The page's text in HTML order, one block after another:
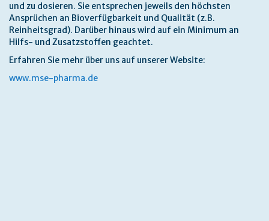
und zu dosieren. Sie entsprechen jeweils den höchsten
Ansprüchen an Bioverfügbarkeit und Qualität (z.B.
Reinheitsgrad). Darüber hinaus wird auf ein Minimum an
Hilfs- und Zusatzstoffen geachtet.
Erfahren Sie mehr über uns auf unserer Website:
www.mse-pharma.de